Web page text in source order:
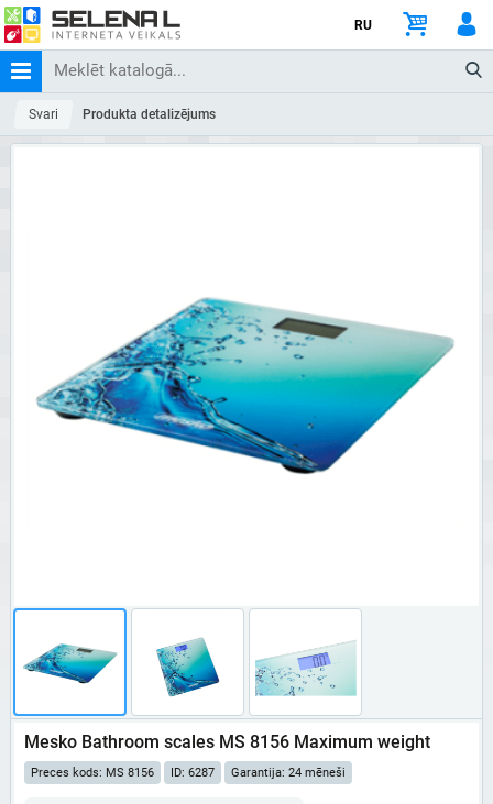
RU
Svari Produkta detalizējums
Mesko Bathroom scales MS 8156 Maximum weight
Preces kods: MS 8156 ID: 6287 Garantija: 24 mēneši